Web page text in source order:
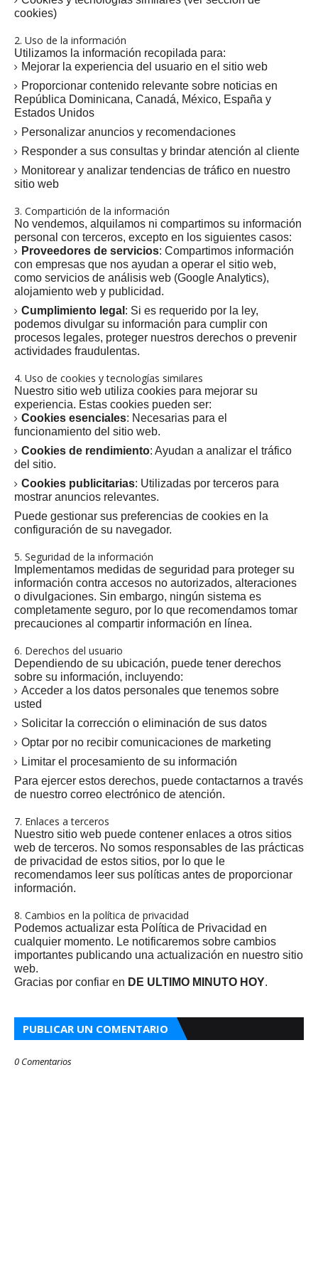
cookies)
2. Uso de la información
Utilizamos la información recopilada para:
Mejorar la experiencia del usuario en el sitio web
Proporcionar contenido relevante sobre noticias en
República Dominicana, Canadá, México, España y
Estados Unidos
Personalizar anuncios y recomendaciones
Responder a sus consultas y brindar atención al cliente
Monitorear y analizar tendencias de tráfico en nuestro
sitio web
3. Compartición de la información
No vendemos, alquilamos ni compartimos su información
personal con terceros, excepto en los siguientes casos:
Proveedores de servicios: Compartimos información
con empresas que nos ayudan a operar el sitio web,
como servicios de análisis web (Google Analytics),
alojamiento web y publicidad.
Cumplimiento legal : Si es requerido por la ley,
podemos divulgar su información para cumplir con
procesos legales, proteger nuestros derechos o prevenir
actividades fraudulentas.
4. Uso de cookies y tecnologías similares
Nuestro sitio web utiliza cookies para mejorar su
experiencia. Estas cookies pueden ser:
Cookies esenciales: Necesarias para el
funcionamiento del sitio web.
Cookies de rendimiento: Ayudan a analizar el tráfico
del sitio.
Cookies publicitarias: Utilizadas por terceros para
mostrar anuncios relevantes.
Puede gestionar sus preferencias de cookies en la
configuración de su navegador.
5. Seguridad de la información
Implementamos medidas de seguridad para proteger su
información contra accesos no autorizados, alteraciones
o divulgaciones. Sin embargo, ningún sistema es
completamente seguro, por lo que recomendamos tomar
precauciones al compartir información en línea.
6. Derechos del usuario
Dependiendo de su ubicación, puede tener derechos
sobre su información, incluyendo:
Acceder a los datos personales que tenemos sobre
usted
Solicitar la corrección o eliminación de sus datos
Optar por no recibir comunicaciones de marketing
Limitar el procesamiento de su información
Para ejercer estos derechos, puede contactarnos a través
de nuestro correo electrónico de atención.
7. Enlaces a terceros
Nuestro sitio web puede contener enlaces a otros sitios
web de terceros. No somos responsables de las prácticas
de privacidad de estos sitios, por lo que le
recomendamos leer sus políticas antes de proporcionar
información.
8. Cambios en la política de privacidad
Podemos actualizar esta Política de Privacidad en
cualquier momento. Le notificaremos sobre cambios
importantes publicando una actualización en nuestro sitio
web.
Gracias por confiar en DE ULTIMO MINUTO HOY.
PUBLICAR UN COMENTARIO
0 Comentarios